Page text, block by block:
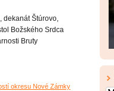
dekanát Štúrovo,
Božského Srdca
Bruty
okresu Nové Zámky